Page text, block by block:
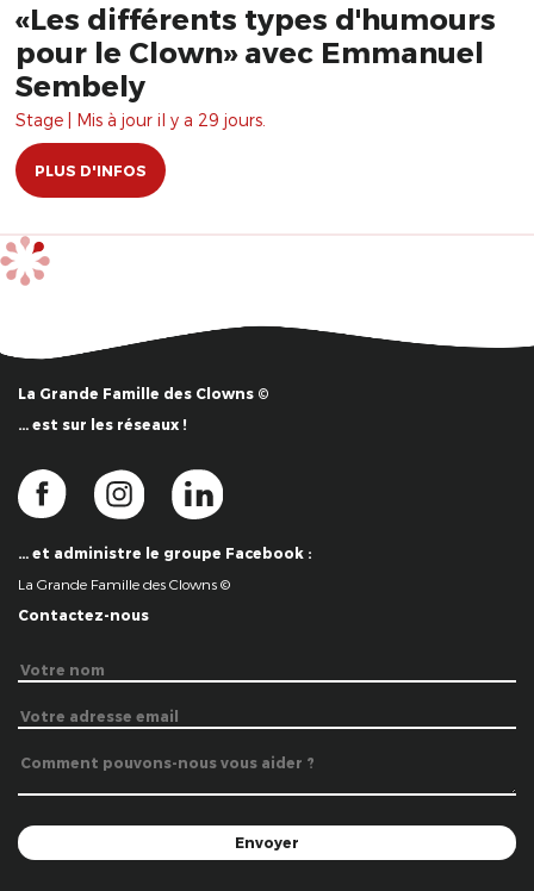
«Les différents types d'humours
pour le Clown» avec Emmanuel
Sembely
Stage | Mis à jour il y a 29 jours.
PLUS D'INFOS
La Grande Famille des Clowns ©
… est sur les réseaux !
… et administre le groupe Facebook :
La Grande Famille des Clowns ©
Contactez-nous